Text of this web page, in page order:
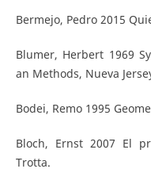
Bermejo, Pedro 2015
Blumer, Herbert 1969
an Methods, Nueva
Bodei, Remo 1995
Bloch, Ernst 2007 El
Trotta.